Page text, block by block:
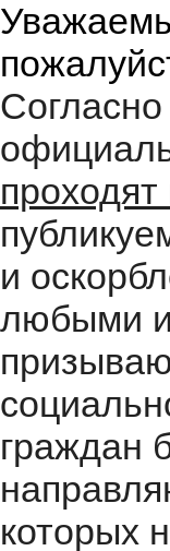
Согласно
и
любыми
граждан
которых